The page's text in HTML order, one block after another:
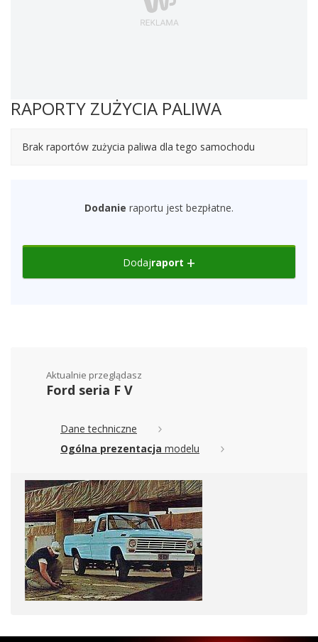
RAPORTY ZUŻYCIA PALIWA
Brak raportów zużycia paliwa dla tego samochodu
Dodanie raportu jest bezpłatne.
Dodajraport
Aktualnie przeglądasz
Ford seria F V
Dane techniczne
Ogólna prezentacja modelu